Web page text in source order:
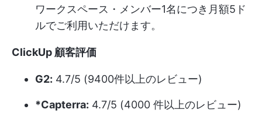
ワークスペース・メンバー1名につき月額5ド
ルでご利用いただけます。
ClickUp 顧客評価
G2: 4.7/5 (9400件以上のレビュー)
*Capterra: 4.7/5 (4000 件以上のレビュー)